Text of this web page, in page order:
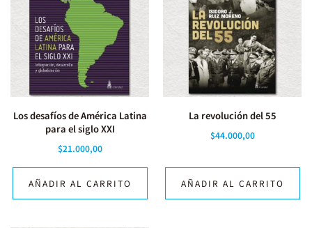
Los desafíos de América Latina
para el siglo XXI
$21.000,00
AÑADIR AL CARRITO
La revolución del 55
$44.000,00
AÑADIR AL CARRITO